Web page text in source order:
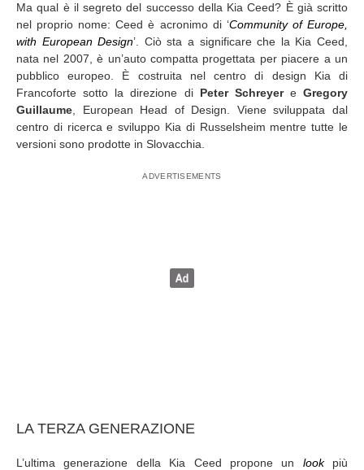
Ma qual è il segreto del successo della Kia Ceed? È già scritto
nel proprio nome: Ceed è acronimo di ‘Community of Europe,
with European Design’. Ciò sta a significare che la Kia Ceed,
nata nel 2007, è un’auto compatta progettata per piacere a un
pubblico europeo. È costruita nel centro di design Kia di
Francoforte sotto la direzione di Peter Schreyere Gregory
Guillaume , European Head of Design. Viene sviluppata dal
centro di ricerca e sviluppo Kia di Russelsheim mentre tutte le
versioni sono prodotte in Slovacchia.
LA TERZA GENERAZIONE
L’ultima generazione della Kia Ceed propone un look più